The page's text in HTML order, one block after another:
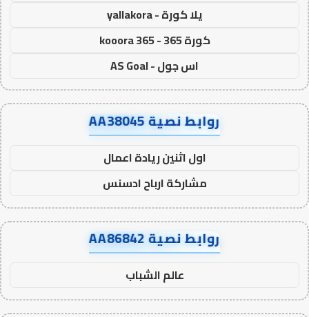
يلا كورة - yallakora
كورة 365 - kooora 365
اس جول - AS Goal
روابط نصية AA38045
اول اثنين ريادة اعمال
مشاركة ارباح ادسنس
روابط نصية AA86842
عالم الشباب